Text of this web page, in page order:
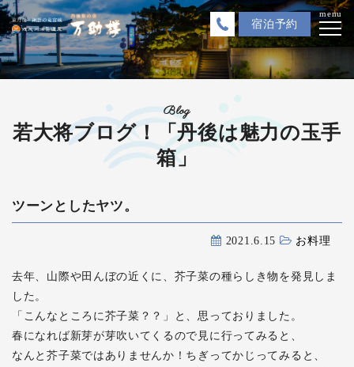
宿泊予約
menu
Blog
若大将ブログ！「丹後は魅力の玉手
箱」
ツーンとしたヤツ。
2021.6.15 お料理
去年、山際や田んぼの近くに、芥子菜の種らしき物を発見しま
した。
「こんなところに芥子菜？？」と、思っておりました。
春になれば新芽が芽吹いてくるので見に行ってみると、
なんと芥子菜ではありませんか！ちぎってかじってみると、